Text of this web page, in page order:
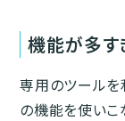
機能が多す
専用のツールを
の機能を使いこ